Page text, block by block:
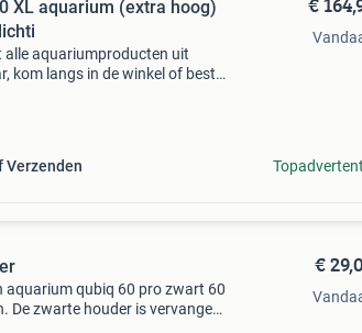
XL aquarium (extra hoog)
alle aquariumproducten uit
kom langs in de winkel of bestel
Verzenden
aquarium qubiq 60 pro zwart 60
De zwarte houder is vervangen
€